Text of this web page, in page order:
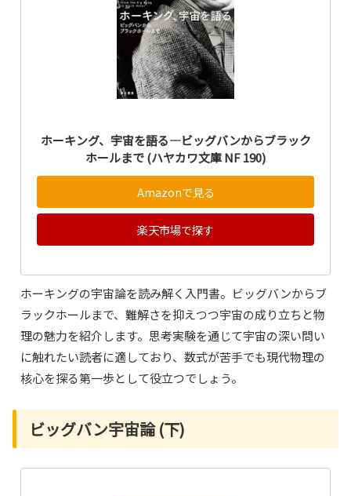
ホーキング、宇宙を語る―ビッグバンからブラック
ホールまで (ハヤカワ文庫 NF 190)
Amazonで見る
楽天市場で探す
ホーキングの宇宙論を読み解く入門書。ビッグバンからブ
ラックホールまで、難解さを抑えつつ宇宙の成り立ちと物
理の魅力を紹介します。思考実験を通じて宇宙の深い問い
に触れたい読者に適しており、数式が苦手でも現代物理の
核心を探る第一歩として役立つでしょう。
ビッグバン宇宙論 (下)